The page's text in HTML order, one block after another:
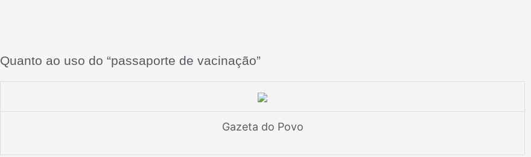
Quanto ao uso do “passaporte de vacinação”
Gazeta do Povo